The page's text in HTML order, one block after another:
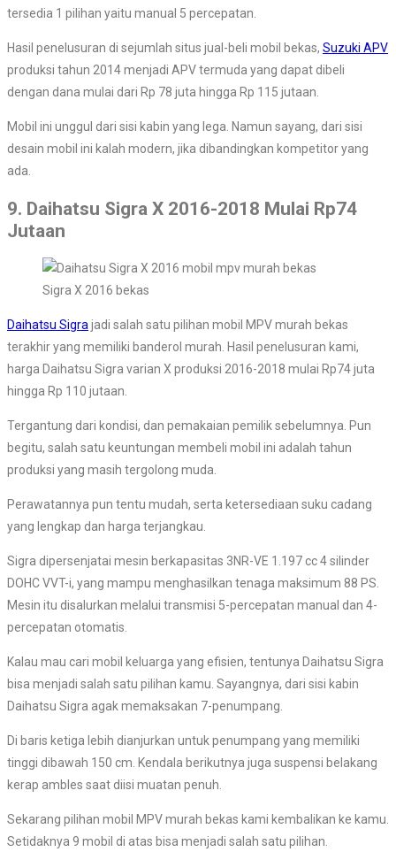
tersedia 1 pilihan yaitu manual 5 percepatan.
Hasil penelusuran di sejumlah situs jual-beli mobil bekas, Suzuki APV
produksi tahun 2014 menjadi APV termuda yang dapat dibeli
dengan dana mulai dari Rp 78 juta hingga Rp 115 jutaan.
Mobil ini unggul dari sisi kabin yang lega. Namun sayang, dari sisi
desain mobil ini kalah modern, jika dibandingkan kompetitor yang
ada.
9. Daihatsu Sigra X 2016-2018 Mulai Rp74
Jutaan
Sigra X 2016 bekas
Daihatsu Sigra jadi salah satu pilihan mobil MPV murah bekas
terakhir yang memiliki banderol murah. Hasil penelusuran kami,
harga Daihatsu Sigra varian X produksi 2016-2018 mulai Rp74 juta
hingga Rp 110 jutaan.
Tergantung dari kondisi, dan pemakaian pemilik sebelumnya. Pun
begitu, salah satu keuntungan membeli mobil ini adalah tahun
produksi yang masih tergolong muda.
Perawatannya pun tentu mudah, serta ketersediaan suku cadang
yang lengkap dan harga terjangkau.
Sigra dipersenjatai mesin berkapasitas 3NR-VE 1.197 cc 4 silinder
DOHC VVT-i, yang mampu menghasilkan tenaga maksimum 88 PS.
Mesin itu disalurkan melalui transmisi 5-percepatan manual dan 4-
percepatan otomatis.
Kalau mau cari mobil keluarga yang efisien, tentunya Daihatsu Sigra
bisa menjadi salah satu pilihan kamu. Sayangnya, dari sisi kabin
Daihatsu Sigra agak memaksakan 7-penumpang.
Di baris ketiga lebih dianjurkan untuk penumpang yang memiliki
tinggi dibawah 150 cm. Kendala berikutnya juga suspensi belakang
kerap ambles saat diisi muatan penuh.
Sekarang pilihan mobil MPV murah bekas kami kembalikan ke kamu.
Setidaknya 9 mobil di atas bisa menjadi salah satu pilihan.